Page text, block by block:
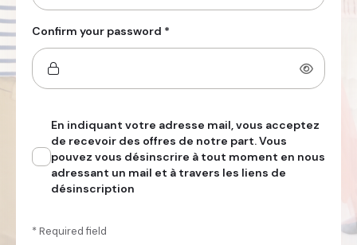
Confirm your password *
En indiquant votre adresse mail, vous acceptez
de recevoir des offres de notre part. Vous
pouvez vous désinscrire à tout moment en nous
adressant un mail et à travers les liens de
désinscription
* Required field